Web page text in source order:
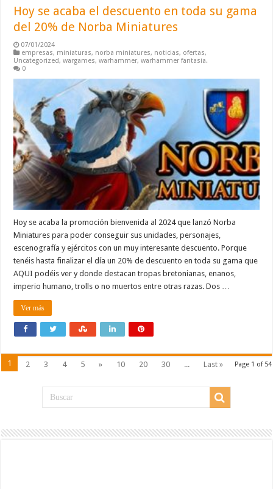
Hoy se acaba el descuento en toda su gama
del 20% de Norba Miniatures
07/01/2024
empresas, miniaturas, norba miniatures, noticias, ofertas,
Uncategorized,wargames,warhammer,warhammer fantasia.
0
Hoy se acaba la promoción bienvenida al 2024 que lanzó Norba
Miniatures para poder conseguir sus unidades, personajes,
escenografía y ejércitos con un muy interesante descuento. Porque
tenéis hasta finalizar el día un 20% de descuento en toda su gama que
AQUI podéis ver y donde destacan tropas bretonianas, enanos,
imperio humano, trolls o no muertos entre otras razas. Dos …
Ver más
Page 1 of 54
1 2 3 4 5 » 10 20 30 ... Last »